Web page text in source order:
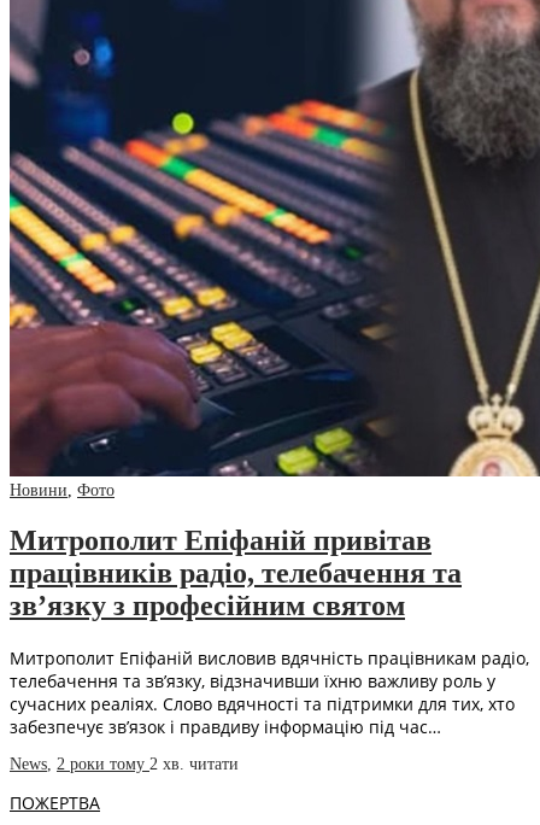
Новини, Фото
Митрополит Епіфаній привітав
працівників радіо, телебачення та
зв’язку з професійним святом
Митрополит Епіфаній висловив вдячність працівникам радіо,
телебачення та зв’язку, відзначивши їхню важливу роль у
сучасних реаліях. Слово вдячності та підтримки для тих, хто
забезпечує зв’язок і правдиву інформацію під час…
News, 2 роки тому 2 хв. читати
ПОЖЕРТВА